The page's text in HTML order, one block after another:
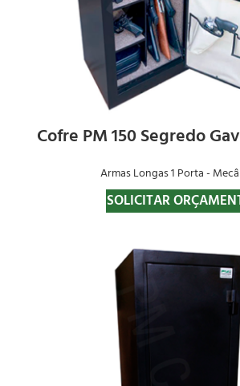
Cofre PM 150 Segredo
Armas Longas 1 Porta -
SOLICITAR